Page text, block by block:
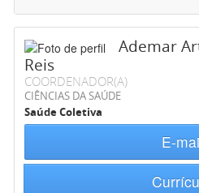
Ademar
Reis
COORDENADOR(A)
CIÊNCIAS DA SAÚDE
Saúde Coletiva
E-